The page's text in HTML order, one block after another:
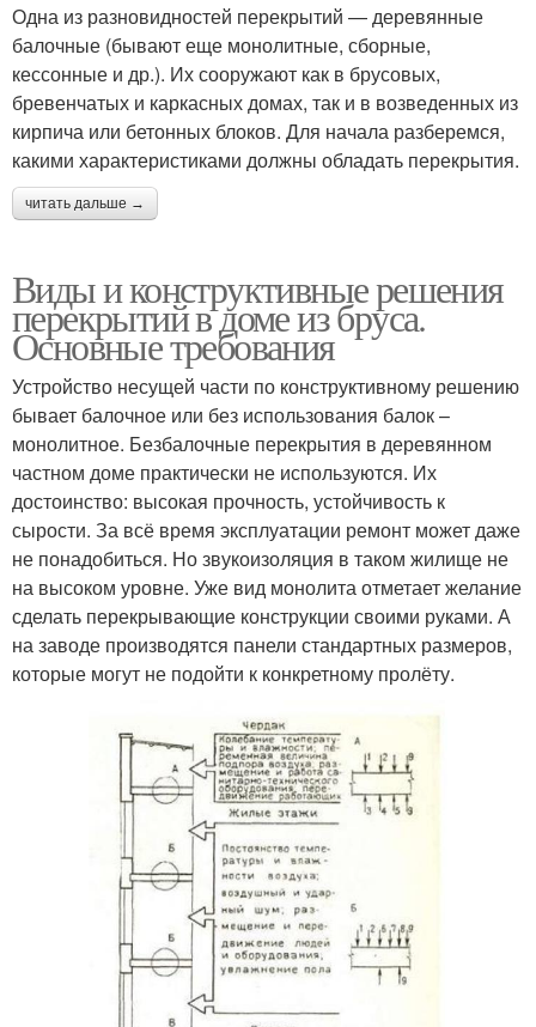
Одна из разновидностей перекрытий — деревянные
балочные (бывают еще монолитные, сборные,
кессонные и др.). Их сооружают как в брусовых,
бревенчатых и каркасных домах, так и в возведенных из
кирпича или бетонных блоков. Для начала разберемся,
какими характеристиками должны обладать перекрытия.
читать дальше →
Виды и конструктивные решения
перекрытий в доме из бруса.
Основные требования
Устройство несущей части по конструктивному решению
бывает балочное или без использования балок –
монолитное. Безбалочные перекрытия в деревянном
частном доме практически не используются. Их
достоинство: высокая прочность, устойчивость к
сырости. За всё время эксплуатации ремонт может даже
не понадобиться. Но звукоизоляция в таком жилище не
на высоком уровне. Уже вид монолита отметает желание
сделать перекрывающие конструкции своими руками. А
на заводе производятся панели стандартных размеров,
которые могут не подойти к конкретному пролёту.